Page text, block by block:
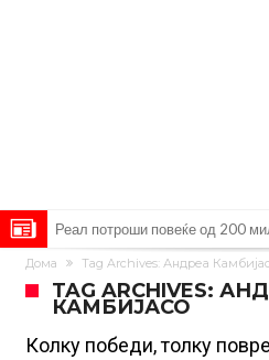
Реал потроши повеќе од 200
паричникот – ќе има уште
После распродажба, време е
има 100.000.000 евра за да ги
Ова што се случи на другиот
кој е и што е Лука Модриќ
Феран Торес кажал “да” на
Дома Tag Archives: Андреа
TAG ARCHIVES:
КАМБИЈАСО
Колку победи, толку